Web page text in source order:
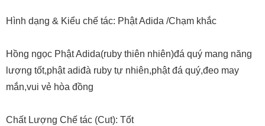
Hình dạng & Kiểu chế tác: Phật Adida /Chạm khắc
Hồng ngọc Phật Adida(ruby thiên nhiên)đá quý mang năng
lượng tốt,phật adiđà ruby tự nhiên,phật đá quý,đeo may
mắn,vui vẻ hòa đồng
Chất Lượng Chế tác (Cut): Tốt